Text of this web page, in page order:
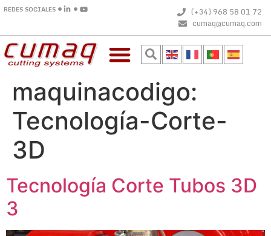
REDES SOCIALES
(+34) 968 58 01 72
cumaq@cumaq.com
maquinacodigo:
Tecnología-Corte-
3D
Tecnología Corte Tubos 3D
3